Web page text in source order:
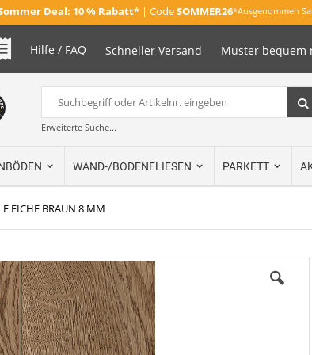
Deal: 10 % Rabatt*| CodeSOMMER26*Ausgenommen
Hilfe / FAQ Schneller Versand Muster bequem
Suche
Erweiterte Suche...
WAND-/BODENFLIESEN PARKETT
EICHE BRAUN 8 MM